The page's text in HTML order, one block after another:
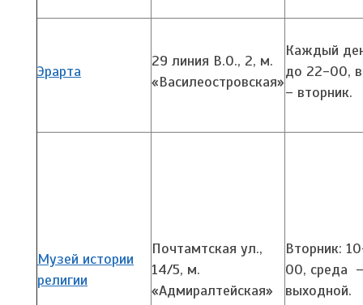
Эрарта
29 линия В.О., 2, м.
«Василеостровская»
Каждый
до 22-00,
– вторник.
Музей истории
религии
Почтамтская ул.,
14/5, м.
«Адмиралтейская»
Вторник:
00, среда –
выходной.